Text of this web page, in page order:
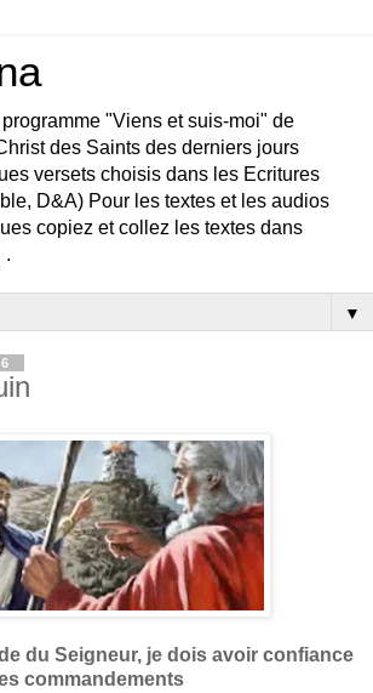
"Viens et suis-moi" de
des Saints des derniers jours
versets choisis dans les Ecritures
D&A) Pour les textes et les audios
copiez et collez les textes dans
.
▼
du Seigneur, je dois avoir confiance
commandements